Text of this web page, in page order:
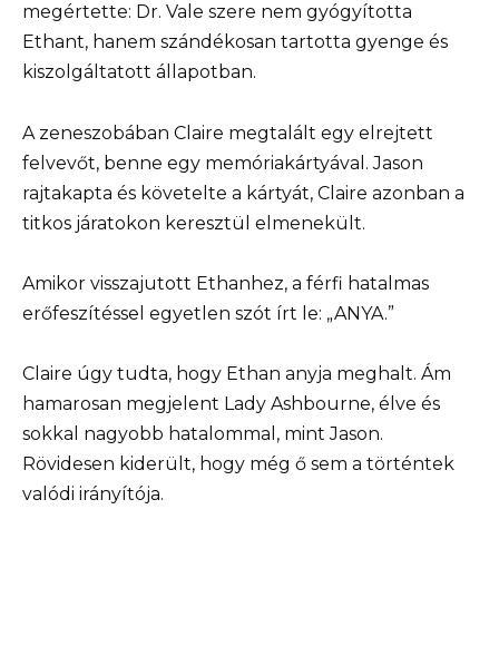
megértette: Dr. Vale szere nem gyógyította
Ethant, hanem szándékosan tartotta gyenge és
kiszolgáltatott állapotban.
A zeneszobában Claire megtalált egy elrejtett
felvevőt, benne egy memóriakártyával. Jason
rajtakapta és követelte a kártyát, Claire azonban a
titkos járatokon keresztül elmenekült.
Amikor visszajutott Ethanhez, a férfi hatalmas
erőfeszítéssel egyetlen szót írt le: „ANYA.”
Claire úgy tudta, hogy Ethan anyja meghalt. Ám
hamarosan megjelent Lady Ashbourne, élve és
sokkal nagyobb hatalommal, mint Jason.
Rövidesen kiderült, hogy még ő sem a történtek
valódi irányítója.